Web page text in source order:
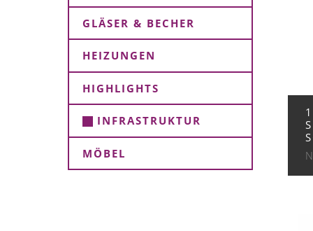
GLÄSER & BECHER
HEIZUNGEN
HIGHLIGHTS
INFRASTRUKTUR
MÖBEL